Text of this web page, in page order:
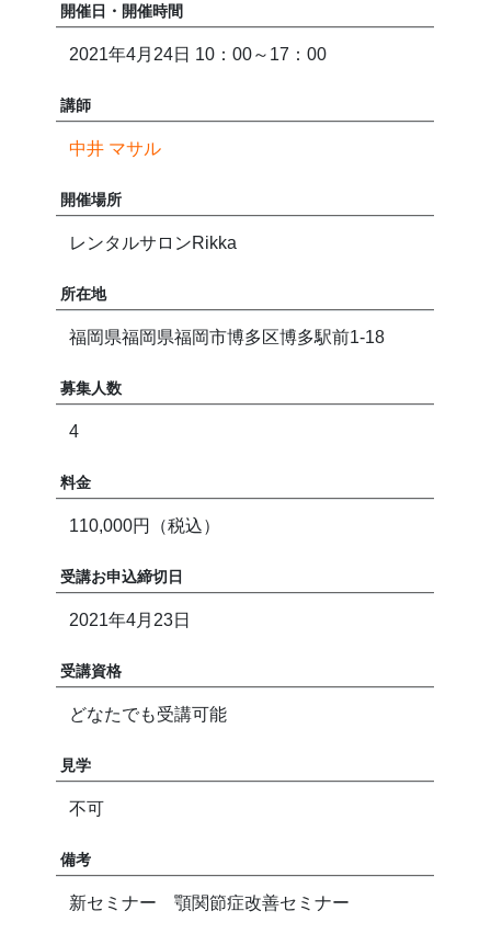
開催日・開催時間
2021年4月24日 10：00～17：00
講師
中井 マサル
開催場所
レンタルサロンRikka
所在地
福岡県福岡県福岡市博多区博多駅前1-18
募集人数
4
料金
110,000円（税込）
受講お申込締切日
2021年4月23日
受講資格
どなたでも受講可能
見学
不可
備考
新セミナー 顎関節症改善セミナー